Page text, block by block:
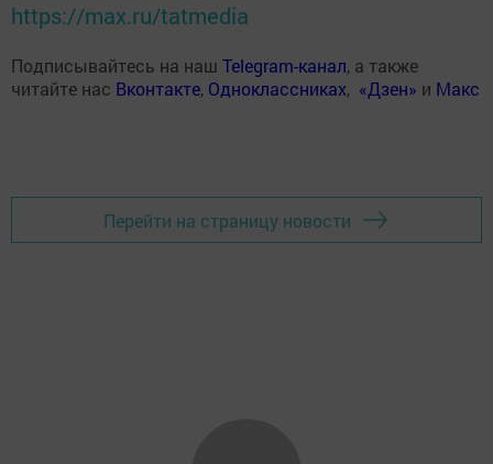
https://max.ru/tatmedia
Подписывайтесь на наш Telegram-канал, а также
читайте нас Вконтакте, Одноклассниках, «Дзен» и Макс
Перейти на страницу новости